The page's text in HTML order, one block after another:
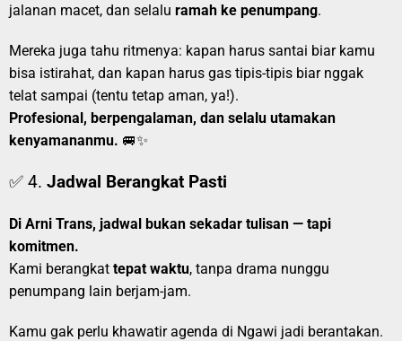
jalanan macet, dan selalu ramah ke penumpang.
Mereka juga tahu ritmenya: kapan harus santai biar kamu
bisa istirahat, dan kapan harus gas tipis-tipis biar nggak
telat sampai (tentu tetap aman, ya!).
Profesional, berpengalaman, dan selalu utamakan
kenyamananmu. 🚐✨
✅ 4. Jadwal Berangkat Pasti
Di Arni Trans, jadwal bukan sekadar tulisan — tapi
komitmen.
Kami berangkat tepat waktu, tanpa drama nunggu
penumpang lain berjam-jam.
Kamu gak perlu khawatir agenda di Ngawi jadi berantakan.